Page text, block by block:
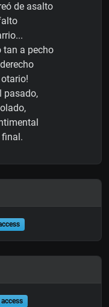
de asalto
tan a pecho
pasado,